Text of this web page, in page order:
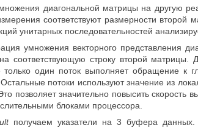
диагональной матрицы на другую
соответствуют размерности
унитарных последовательностей
умножения векторного представления
на соответствующую строку второй
один поток выполняет обращение к
потоки используют значение из
позволяет значительно повысить
блоками процессора.
получаем указатели на 3 буфера